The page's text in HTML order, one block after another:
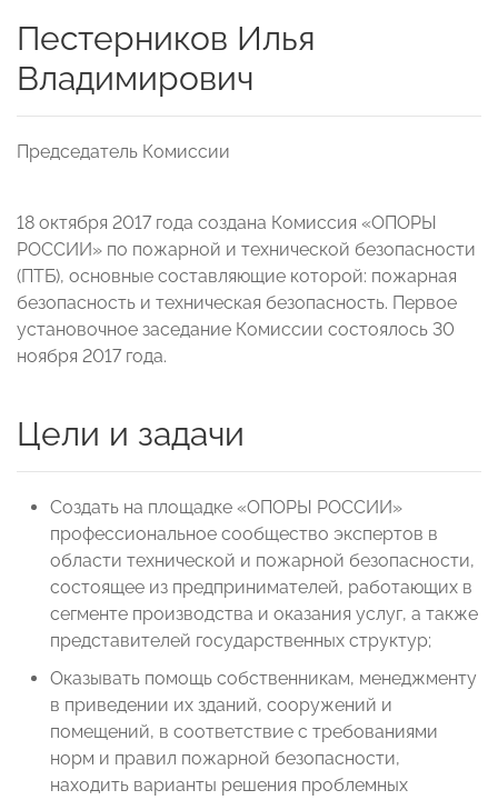
Пестерников Илья
Владимирович
Председатель Комиссии
18 октября 2017 года создана Комиссия «ОПОРЫ
РОССИИ» по пожарной и технической безопасности
(ПТБ), основные составляющие которой: пожарная
безопасность и техническая безопасность. Первое
установочное заседание Комиссии состоялось 30
ноября 2017 года.
Цели и задачи
Создать на площадке «ОПОРЫ РОССИИ»
профессиональное сообщество экспертов в
области технической и пожарной безопасности,
состоящее из предпринимателей, работающих в
сегменте производства и оказания услуг, а также
представителей государственных структур;
Оказывать помощь собственникам, менеджменту
в приведении их зданий, сооружений и
помещений, в соответствие с требованиями
норм и правил пожарной безопасности,
находить варианты решения проблемных